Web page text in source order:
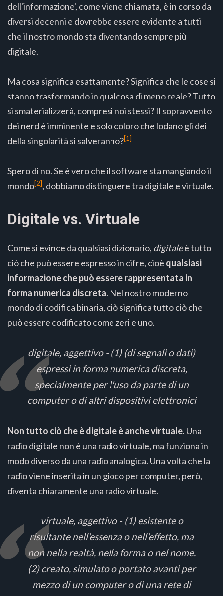
dell'informazione', come viene chiamata, è in corso da
diversi decenni e dovrebbe essere evidente a tutti
che il nostro mondo sta diventando sempre più
digitale.
Ma cosa significa esattamente? Significa che le cose si
stanno trasformando in qualcosa di meno reale? Tutto
si smaterializzerà, compresi noi stessi? Il sopravvento
dei nerd è imminente e solo coloro che lodano gli dei
della singolarità si salveranno?[1]
Spero di no. Se è vero che il software sta mangiando il
mondo[2], dobbiamo distinguere tra digitale e virtuale.
Digitale vs. Virtuale
Come si evince da qualsiasi dizionario, digitaleè tutto
ciò che può essere espresso in cifre, cioè qualsiasi
informazione che può essere rappresentata in
forma numerica discreta. Nel nostro moderno
mondo di codifica binaria, ciò significa tutto ciò che
può essere codificato come zeri e uno.
digitale, aggettivo - (1) (di segnali o dati)
espressi in forma numerica discreta,
specialmente per l'uso da parte di un
computer o di altri dispositivi elettronici
Non tutto ciò che è digitale è anche virtuale. Una
radio digitale non è una radio virtuale, ma funziona in
modo diverso da una radio analogica. Una volta che la
radio viene inserita in un gioco per computer, però,
diventa chiaramente una radio virtuale.
virtuale, aggettivo - (1) esistente o
risultante nell'essenza o nell'effetto, ma
non nella realtà, nella forma o nel nome.
(2) creato, simulato o portato avanti per
mezzo di un computer o di una rete di